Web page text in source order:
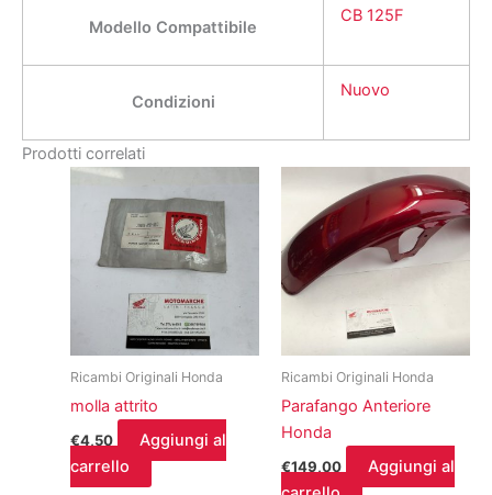
Modello Compattibile
CB 125F
Condizioni
Nuovo
Prodotti correlati
Ricambi Originali Honda
molla attrito
€4,50
Aggiungi al
carrello
Ricambi Originali Honda
Parafango Anteriore
Honda
€149,00
Aggiungi al